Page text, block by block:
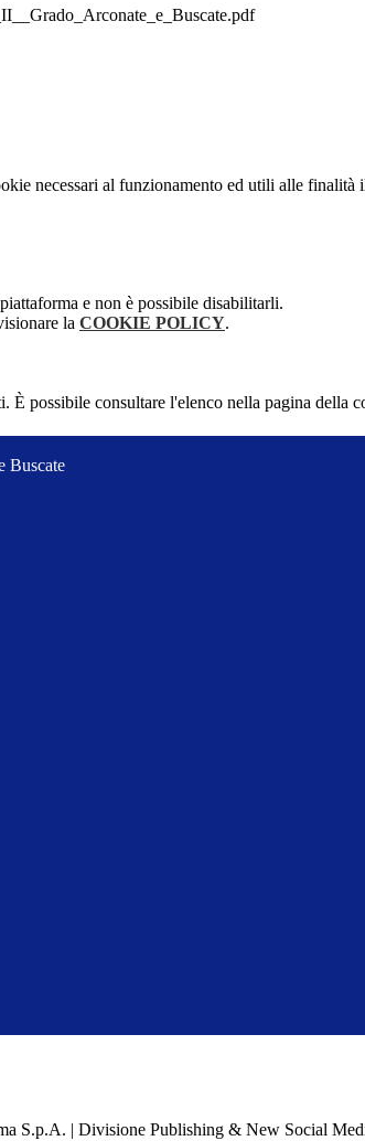
necessari al funzionamento ed utili alle finalità
e non è possibile disabilitarli.
la COOKIE POLICY.
È possibile consultare l'elenco nella pagina della
Buscate
S.p.A. | Divisione Publishing & New Social